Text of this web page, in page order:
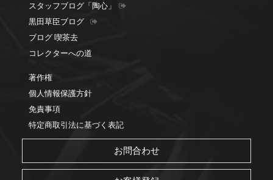
スタッフブログ「陶心」
黒田草臣ブログ
ブログ 喫茶去
コレクターへの道
著作権
個人情報保護方針
免責事項
特定商取引法に基づく表記
お問合わせ